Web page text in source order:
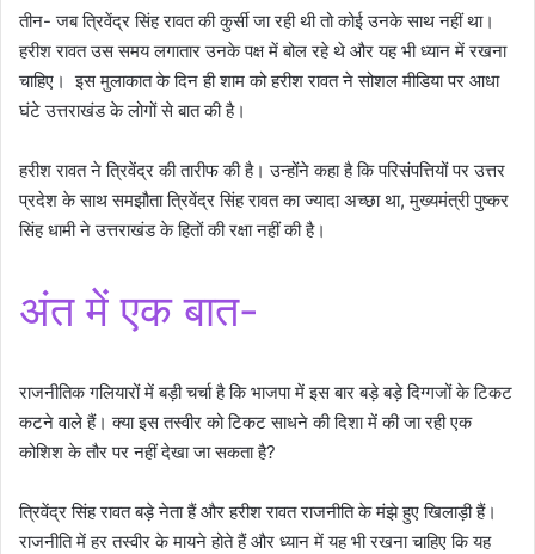
तीन- जब त्रिवेंद्र सिंह रावत की कुर्सी जा रही थी तो कोई उनके साथ नहीं था।
हरीश रावत उस समय लगातार उनके पक्ष में बोल रहे थे और यह भी ध्यान में रखना
चाहिए। इस मुलाकात के दिन ही शाम को हरीश रावत ने सोशल मीडिया पर आधा
घंटे उत्तराखंड के लोगों से बात की है।
हरीश रावत ने त्रिवेंद्र की तारीफ की है। उन्होंने कहा है कि परिसंपत्तियों पर उत्तर
प्रदेश के साथ समझौता त्रिवेंद्र सिंह रावत का ज्यादा अच्छा था, मुख्यमंत्री पुष्कर
सिंह धामी ने उत्तराखंड के हितों की रक्षा नहीं की है।
अंत में एक बात-
राजनीतिक गलियारों में बड़ी चर्चा है कि भाजपा में इस बार बड़े बड़े दिग्गजों के टिकट
कटने वाले हैं। क्या इस तस्वीर को टिकट साधने की दिशा में की जा रही एक
कोशिश के तौर पर नहीं देखा जा सकता है?
त्रिवेंद्र सिंह रावत बड़े नेता हैं और हरीश रावत राजनीति के मंझे हुए खिलाड़ी हैं।
राजनीति में हर तस्वीर के मायने होते हैं और ध्यान में यह भी रखना चाहिए कि यह